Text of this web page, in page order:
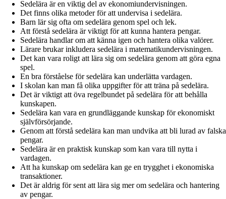
Sedelära är en viktig del av ekonomiundervisningen.
Det finns olika metoder för att undervisa i sedelära.
Barn lär sig ofta om sedelära genom spel och lek.
Att förstå sedelära är viktigt för att kunna hantera pengar.
Sedelära handlar om att känna igen och hantera olika valörer.
Lärare brukar inkludera sedelära i matematikundervisningen.
Det kan vara roligt att lära sig om sedelära genom att göra egna
spel.
En bra förståelse för sedelära kan underlätta vardagen.
I skolan kan man få olika uppgifter för att träna på sedelära.
Det är viktigt att öva regelbundet på sedelära för att behålla
kunskapen.
Sedelära kan vara en grundläggande kunskap för ekonomiskt
självförsörjande.
Genom att förstå sedelära kan man undvika att bli lurad av falska
pengar.
Sedelära är en praktisk kunskap som kan vara till nytta i
vardagen.
Att ha kunskap om sedelära kan ge en trygghet i ekonomiska
transaktioner.
Det är aldrig för sent att lära sig mer om sedelära och hantering
av pengar.